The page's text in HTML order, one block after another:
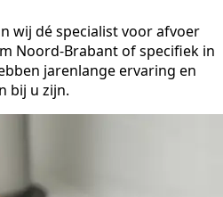
wij dé specialist voor afvoer
Noord-Brabant of specifiek in
jarenlange ervaring en
bij u zijn.